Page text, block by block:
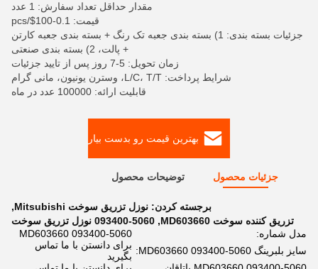
مقدار حداقل تعداد سفارش: 1 عدد
قیمت: 0.1-100$/pcs
جزئیات بسته بندی: 1) بسته بندی جعبه تک رنگ + بسته بندی جعبه کارتن
+ پالت، 2) بسته بندی صنعتی
زمان تحویل: 5-7 روز پس از تایید جزئیات
شرایط پرداخت: L/C، T/T، وسترن یونیون، مانی گرام
قابلیت ارائه: 100000 عدد در ماه
بهترین قیمت رو بدست بیار
جزئیات محصول توضیحات محصول
برجسته کردن: نوزل تزریق سوخت Mitsubishi
,
تزریق کننده سوخت MD603660
, 093400-5060 نوزل تزریق سوخت
مدل شماره:
MD603660 093400-5060
سایز بلبرینگ MD603660 093400-5060:
برای دانستن با ما تماس
بگیرید